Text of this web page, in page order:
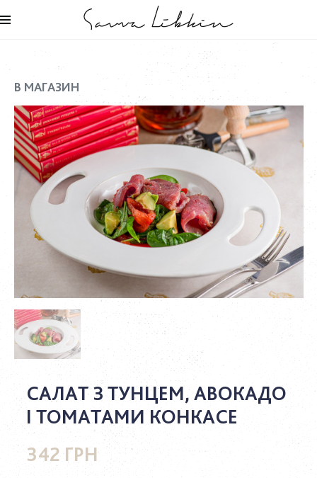
В МАГАЗИН
САЛАТ З ТУНЦЕМ, АВОКАДО
І ТОМАТАМИ КОНКАСЕ
342 ГРН